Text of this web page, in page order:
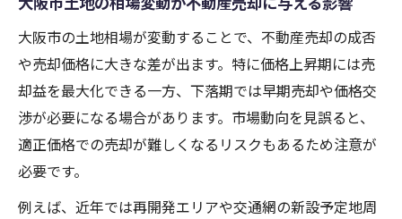
大阪市の土地相場が変動することで、不動産売却の成否
や売却価格に大きな差が出ます。特に価格上昇期には売
却益を最大化できる一方、下落期では早期売却や価格交
渉が必要になる場合があります。市場動向を見誤ると、
適正価格での売却が難しくなるリスクもあるため注意が
必要です。
例えば、近年では再開発エリアや交通網の新設予定地周